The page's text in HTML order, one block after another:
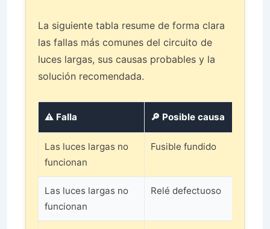
La siguiente tabla resume de forma clara
las fallas más comunes del circuito de
luces largas, sus causas probables y la
solución recomendada.
⚠️ Falla 🔎 Posible causa
Las luces largas no
funcionan
Fusible fundido
Las luces largas no
funcionan
Relé defectuoso